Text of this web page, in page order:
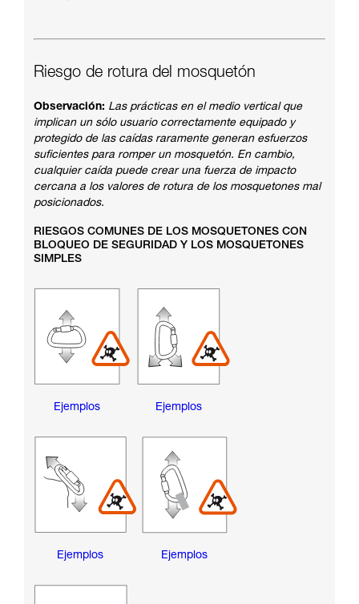
Riesgo de rotura del mosquetón
Observación: Las prácticas en el medio vertical que
implican un sólo usuario correctamente equipado y
protegido de las caídas raramente generan esfuerzos
suficientes para romper un mosquetón. En cambio,
cualquier caída puede crear una fuerza de impacto
cercana a los valores de rotura de los mosquetones mal
posicionados.
RIESGOS COMUNES DE LOS MOSQUETONES CON
BLOQUEO DE SEGURIDAD Y LOS MOSQUETONES
SIMPLES
Ejemplos Ejemplos
Ejemplos Ejemplos